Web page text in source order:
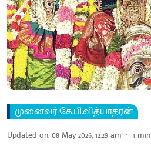
முனைவர் கே.பி.வித்யாதரன்
Updated on:08 May 2026, 12:29 am 1